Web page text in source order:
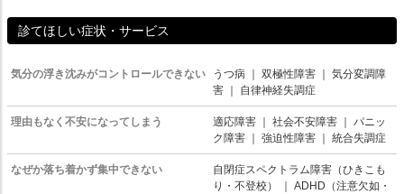
診てほしい症状・サービス
気分の浮き沈みがコントロールできない うつ病 双極性障害
気分変調障
害
自律神経失調症
理由もなく不安になってしまう 適応障害 社会不安障害
パニッ
ク障害
強迫性障害 統合失調症
なぜか落ち着かず集中できない
自閉症スペクトラム障害（ひきこも
り・不登校）
ADHD（注意欠如・